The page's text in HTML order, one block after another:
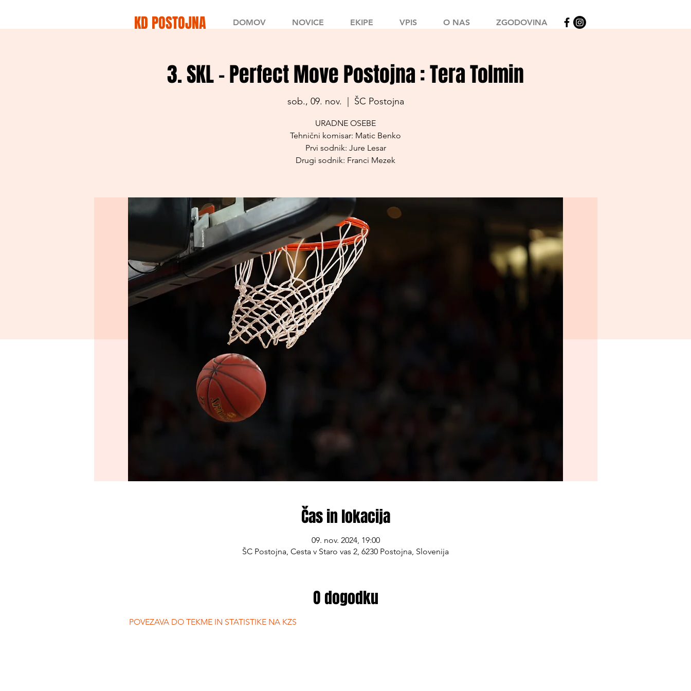
KD POSTOJNA DOMOV NOVICE EKIPE VPIS O NAS ZGODOVINA
3. SKL - Perfect Move Postojna : Tera Tolmin
sob., 09. nov. ŠC Postojna
URADNE OSEBE
Tehnični komisar: Matic Benko
Prvi sodnik: Jure Lesar
Drugi sodnik: Franci Mezek
Čas in lokacija
09. nov. 2024, 19:00
ŠC Postojna, Cesta v Staro vas 2, 6230 Postojna, Slovenija
O dogodku
POVEZAVA DO TEKME IN STATISTIKE NA KZS